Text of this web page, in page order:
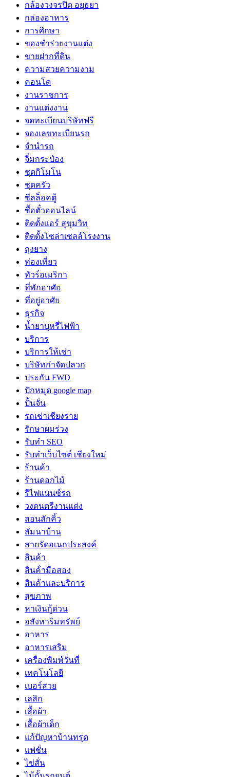
กล้องวงจรปิด อยุธยา
กล่องอาหาร
การศึกษา
ของชำร่วยงานแต่ง
ขายฝากที่ดิน
ความสวยความงาม
คอนโด
งานราชการ
งานแต่งงาน
จดทะเบียนบริษัทฟรี
จองเลขทะเบียนรถ
จำนำรถ
จิ๋มกระป๋อง
ชุดกิโมโน
ชุดครัว
ซีลล็อคตู้
ซื้อตั๋วออนไลน์
ติดตั้งเเอร์ สุขุมวิท
ติดตั้งโซล่าเซลล์โรงงาน
ถุงยาง
ท่องเที่ยว
ทัวร์อเมริกา
ที่พักอาศัย
ที่อยู่อาศัย
ธุรกิจ
น้ำยาบุหรี่ไฟฟ้า
บริการ
บริการให้เช่า
บริษัทกำจัดปลวก
ประกัน FWD
ปักหมุด google map
ปั้นจั่น
รถเช่าเชียงราย
รักษาผมร่วง
รับทำ SEO
รับทำเว็บไซต์ เชียงใหม่
ร้านค้า
ร้านดอกไม้
รีไฟแนนซ์รถ
วงดนตรีงานแต่ง
สอนสักคิ้ว
สัมนาบ้าน
สายรัดอเนกประสงค์
สินค้า
สินค้่ามือสอง
สินค้าและบริการ
สุขภาพ
หาเงินกู้ด่วน
อสังหาริมทรัพย์
อาหาร
อาหารเสริม
เครื่องพิมพ์วันที่
เทคโนโลยี
เบอร์สวย
เลสิก
เสื้อผ้า
เสื้อผ้าเด็ก
แก้ปัญหาบ้านทรุด
แฟชั่น
ไข่สั่น